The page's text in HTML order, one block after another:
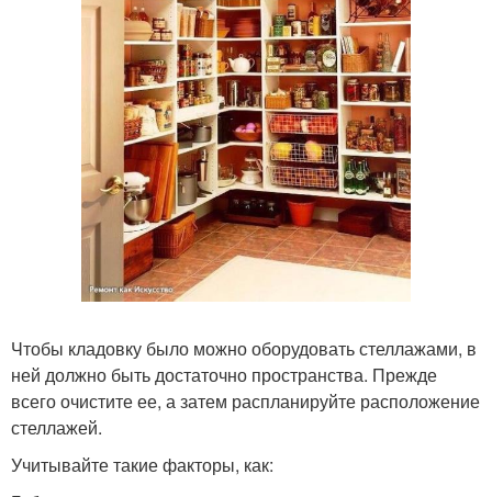
Чтобы кладовку было можно оборудовать стеллажами, в
ней должно быть достаточно пространства. Прежде
всего очистите ее, а затем распланируйте расположение
стеллажей.
Учитывайте такие факторы, как: